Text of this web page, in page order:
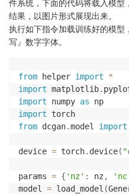
件系统，下面的代码将载入模型
结果，以图片形式展现出来。
执行如下指令加载训练好的模
写』数字字体。
from helper import
*
import matplotlib.
import numpy as
import
from dcgan.model import
device = torch. device(
params = { 'nz' : nz ,
model = load_model (